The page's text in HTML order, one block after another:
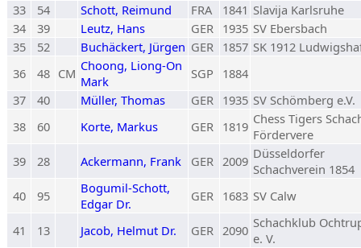
33
54 Schott, Reimund FRA 1841 Slavija Karlsruhe
34
39 Leutz, Hans GER 1935 SV Ebersbach
35
52 Buchäckert, Jürgen GER 1857 SK 1912
36
48 CM Choong, Liong-On
Mark
SGP
1884
37
40 Müller, Thomas GER 1935 SV Schömberg e.V.
38
60 Korte, Markus GER 1819 Chess Tigers
Fördervere
39
28 Ackermann, Frank GER 2009 Düsseldorfer
Schachverein 1854
40
95
Bogumil-Schott,
Edgar Dr.
GER 1683 SV Calw
41 13 Jacob, Helmut Dr. GER 2090 Schachklub
e. V.